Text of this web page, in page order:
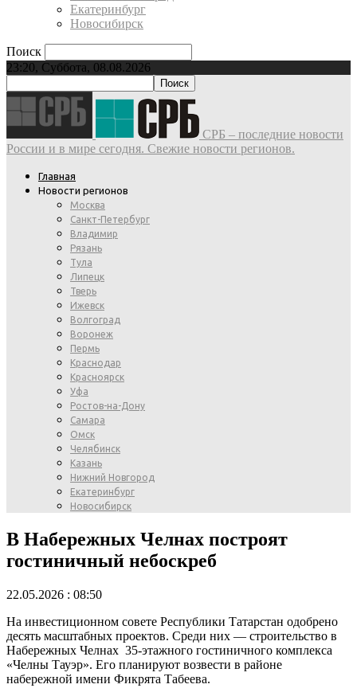
Екатеринбург
Новосибирск
Поиск
23:20, Суббота, 08.08.2026
СРБ – последние новости
России и в мире сегодня. Свежие новости регионов.
Главная
Новости регионов
Москва
Санкт-Петербург
Владимир
Рязань
Тула
Липецк
Тверь
Ижевск
Волгоград
Воронеж
Пермь
Краснодар
Красноярск
Уфа
Ростов-на-Дону
Самара
Омск
Челябинск
Казань
Нижний Новгород
Екатеринбург
Новосибирск
В Набережных Челнах построят
гостиничный небоскреб
22.05.2026 : 08:50
На инвестиционном совете Республики Татарстан одобрено
десять масштабных проектов. Среди них — строительство в
Набережных Челнах 35-этажного гостиничного комплекса
«Челны Тауэр». Его планируют возвести в районе
набережной имени Фикрята Табеева.